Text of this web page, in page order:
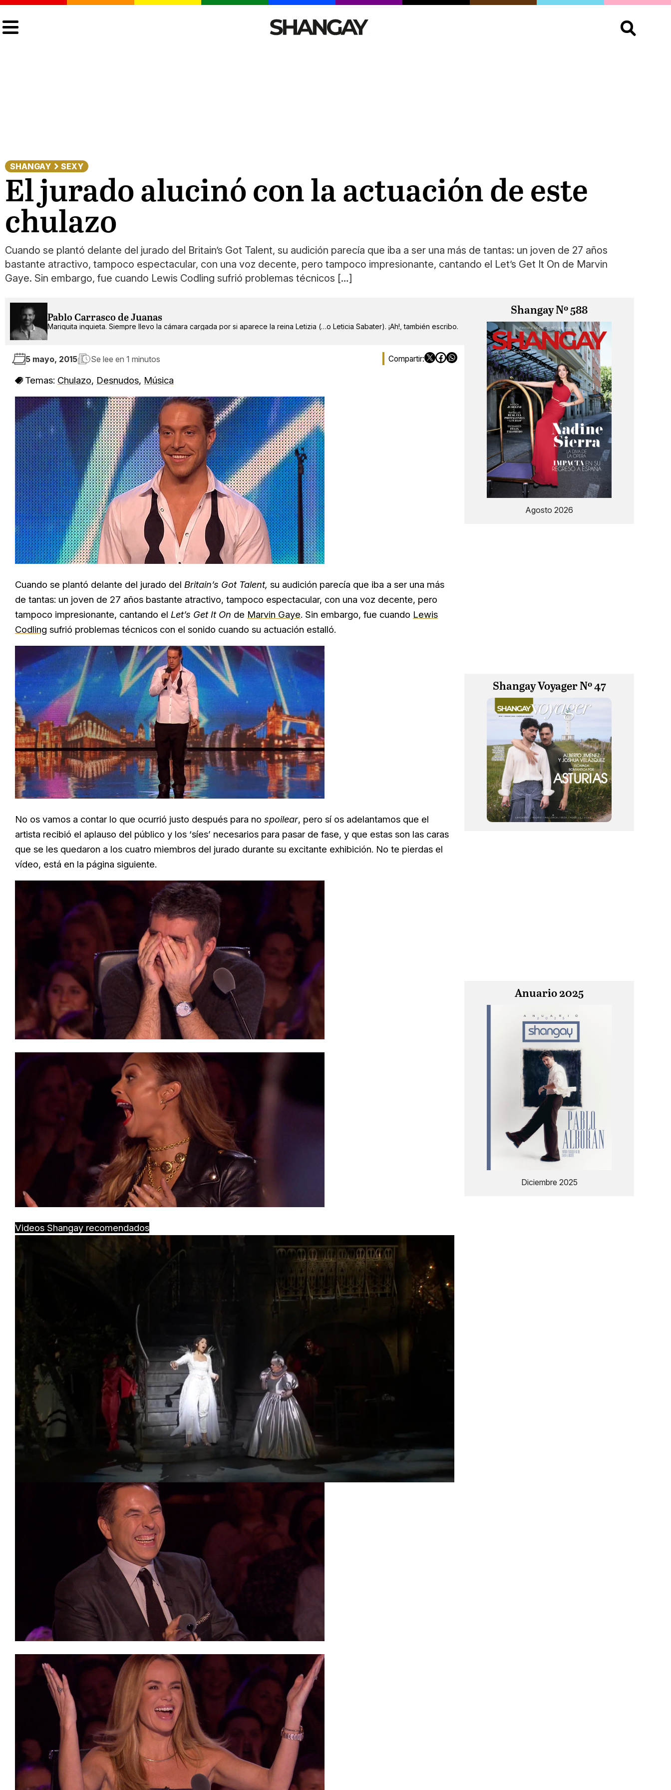
Buscar:
SHANGAY SEXY
El jurado alucinó con la actuación de este
chulazo
Cuando se plantó delante del jurado del Britain’s Got Talent, su audición parecía que iba a ser una más de tantas: un joven de 27 años
bastante atractivo, tampoco espectacular, con una voz decente, pero tampoco impresionante, cantando el Let’s Get It On de Marvin
Gaye. Sin embargo, fue cuando Lewis Codling sufrió problemas técnicos […]
Pablo Carrasco de Juanas
Mariquita inquieta. Siempre llevo la cámara cargada por si aparece la reina Letizia (…o Leticia Sabater). ¡Ah!, también escribo.
5 mayo, 2015 Se lee en 1 minutos
Temas: Chulazo, Desnudos, Música
Cuando se plantó delante del jurado del Britain’s Got Talent, su audición parecía que iba a ser una más
de tantas: un joven de 27 años bastante atractivo, tampoco espectacular, con una voz decente, pero
tampoco impresionante, cantando el Let’s Get It On de Marvin Gaye. Sin embargo, fue cuando Lewis
Codling sufrió problemas técnicos con el sonido cuando su actuación estalló.
No os vamos a contar lo que ocurrió justo después para no spoilear, pero sí os adelantamos que el
artista recibió el aplauso del público y los ‘síes’ necesarios para pasar de fase, y que estas son las caras
que se les quedaron a los cuatro miembros del jurado durante su excitante exhibición. No te pierdas el
vídeo, está en la página siguiente.
Videos Shangay recomendados
Shangay Nº 588
Agosto 2026
Shangay Voyager Nº 47
Anuario 2025
Diciembre 2025